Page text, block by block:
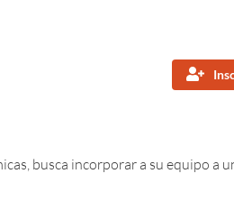
busca incorporar a su equipo a